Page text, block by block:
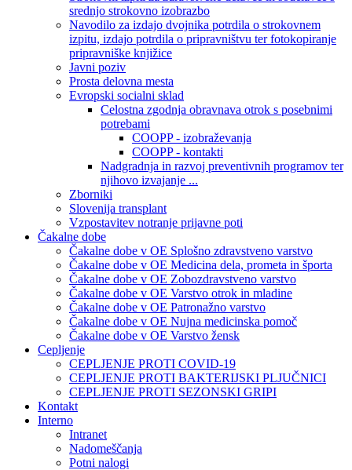
srednjo strokovno izobrazbo
Navodilo za izdajo dvojnika potrdila o strokovnem
izpitu, izdajo potrdila o pripravništvu ter fotokopiranje
pripravniške knjižice
Javni poziv
Prosta delovna mesta
Evropski socialni sklad
Celostna zgodnja obravnava otrok s posebnimi
potrebami
COOPP - izobraževanja
COOPP - kontakti
Nadgradnja in razvoj preventivnih programov ter
njihovo izvajanje ...
Zborniki
Slovenija transplant
Vzpostavitev notranje prijavne poti
Čakalne dobe
Čakalne dobe v OE Splošno zdravstveno varstvo
Čakalne dobe v OE Medicina dela, prometa in športa
Čakalne dobe v OE Zobozdravstveno varstvo
Čakalne dobe v OE Varstvo otrok in mladine
Čakalne dobe v OE Patronažno varstvo
Čakalne dobe v OE Nujna medicinska pomoč
Čakalne dobe v OE Varstvo žensk
Cepljenje
CEPLJENJE PROTI COVID-19
CEPLJENJE PROTI BAKTERIJSKI PLJUČNICI
CEPLJENJE PROTI SEZONSKI GRIPI
Kontakt
Interno
Intranet
Nadomeščanja
Potni nalogi